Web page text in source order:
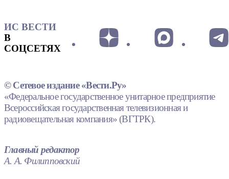
ИС ВЕСТИ
В
СОЦСЕТЯХ
© Сетевое издание «Вести.Ру»
«Федеральное государственное унитарное предприятие
Всероссийская государственная телевизионная и
радиовещательная компания» (ВГТРК).
Главный редактор
А. А. Филипповский